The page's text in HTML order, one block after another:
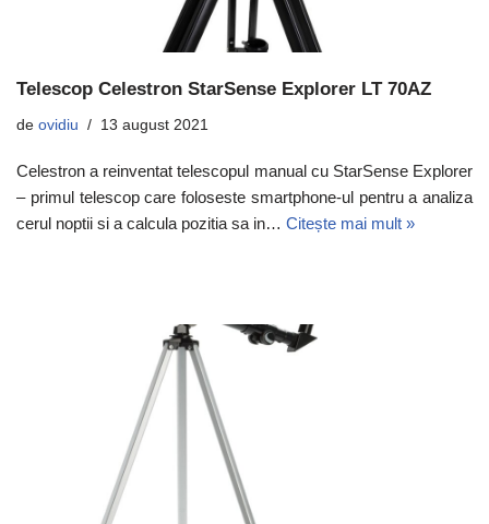
Telescop Celestron StarSense Explorer LT 70AZ
de ovidiu 13 august 2021
Celestron a reinventat telescopul manual cu StarSense Explorer
– primul telescop care foloseste smartphone-ul pentru a analiza
cerul noptii si a calcula pozitia sa in… Citește mai mult »